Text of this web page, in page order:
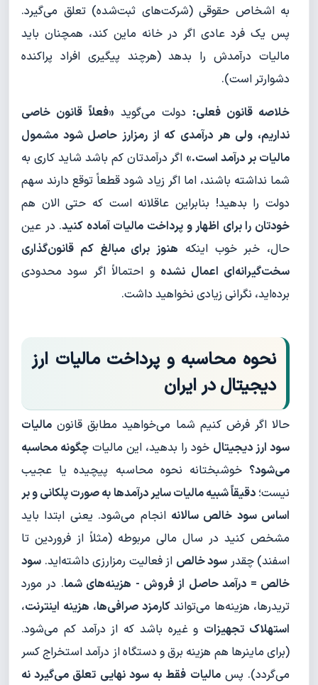
به اشخاص حقوقی (شرکت‌های ثبت‌شده) تعلق می‌گیرد.
پس یک فرد عادی اگر در خانه ماین کند، همچنان باید
مالیات درآمدش را بدهد (هرچند پیگیری افراد پراکنده
دشوارتر است).
خلاصه قانون فعلی: دولت می‌گوید «فعلاً قانون خاصی
نداریم، ولی هر درآمدی که از رمزارز حاصل شود مشمول
مالیات بر درآمد است.» اگر درآمدتان کم باشد شاید کاری به
شما نداشته باشند، اما اگر زیاد شود قطعاً توقع دارند سهم
دولت را بدهید! بنابراین عاقلانه است که حتی الان هم
خودتان را برای اظهار و پرداخت مالیات آماده کنید. در عین
حال، خبر خوب اینکه هنوز برای مبالغ کم قانون‌گذاری
سخت‌گیرانه‌ای اعمال نشده و احتمالاً اگر سود محدودی
برده‌اید، نگرانی زیادی نخواهید داشت.
نحوه محاسبه و پرداخت مالیات ارز
دیجیتال در ایران
حالا اگر فرض کنیم شما می‌خواهید مطابق قانون مالیات
سود ارز دیجیتال خود را بدهید، این مالیات چگونه محاسبه
می‌شود؟ خوشبختانه نحوه محاسبه پیچیده یا عجیب
نیست؛دقیقاً شبیه مالیات سایر درآمدها به صورت پلکانی و بر
اساس سود خالص سالانه انجام می‌شود. یعنی ابتدا باید
مشخص کنید در سال مالی مربوطه (مثلاً از فروردین تا
اسفند) چقدر سود خالص از فعالیت رمزارزی داشته‌اید. سود
خالص = درآمد حاصل از فروش - هزینه‌های شما. در مورد
تریدرها، هزینه‌ها می‌تواندکارمزد صرافی‌ها، هزینه اینترنت،
استهلاک تجهیزات و غیره باشد که از درآمد کم می‌شود.
(برای ماینرها هم هزینه برق و دستگاه از درآمد استخراج کسر
می‌گردد). پسمالیات فقط به سود نهایی تعلق می‌گیرد نه